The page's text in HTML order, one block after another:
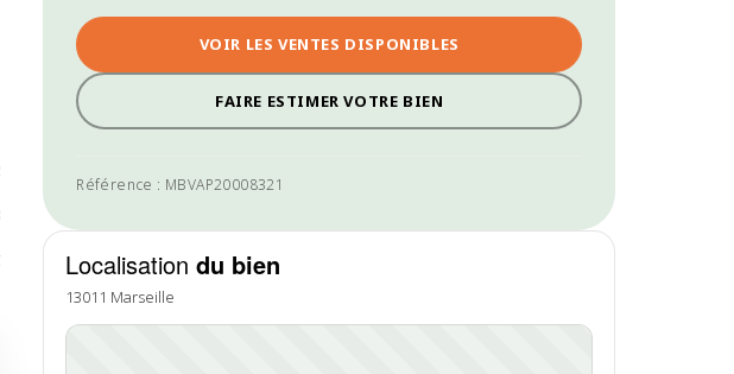
VOIR LES VENTES DISPONIBLES
FAIRE ESTIMER VOTRE BIEN
Référence : MBVAP20008321
Localisationdu bien
13011 Marseille